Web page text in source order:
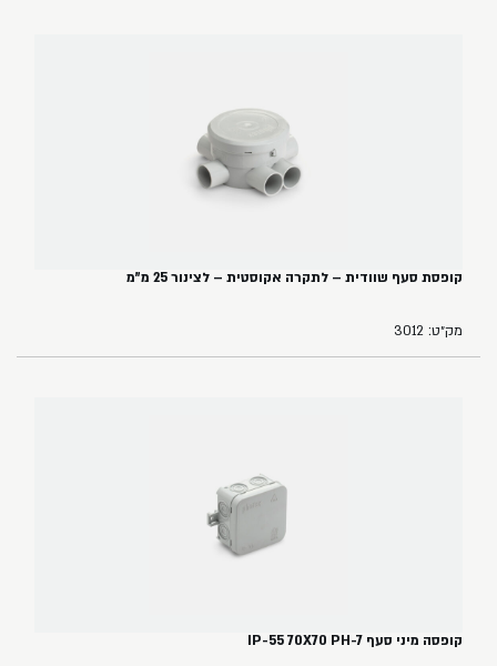
קופסת סעף שוודית – לתקרה אקוסטית – לצינור 25 מ"מ
מק״ט: 3012
קופסה מיני סעף IP-55 70X70 PH-7